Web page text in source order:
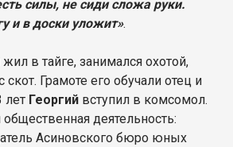
силы, не сиди сложа руки.
и в доски уложит».
жил в тайге, занимался охотой,
Грамоте его обучали отец и
лет Георгий вступил в комсомол.
общественная деятельность:
Асиновского бюро юных